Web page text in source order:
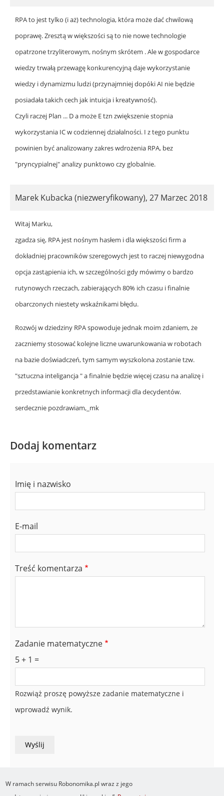
RPA to jest tylko (i aż) technologia, która może dać chwilową
poprawę. Zresztą w większości są to nie nowe technologie
opatrzone trzyliterowym, nośnym skrótem . Ale w gospodarce
wiedzy trwałą przewagę konkurencyjną daje wykorzystanie
wiedzy i dynamizmu ludzi (przynajmniej dopóki AI nie będzie
posiadała takich cech jak intuicja i kreatywność).
Czyli raczej Plan ... D a może E tzn zwiększenie stopnia
wykorzystania IC w codziennej działalności. I z tego punktu
powinien być analizowany zakres wdrożenia RPA, bez
"pryncypialnej" analizy punktowo czy globalnie.
Marek Kubacka (niezweryfikowany), 27 Marzec 2018
Witaj Marku,
zgadza się, RPA jest nośnym hasłem i dla większości firm a
dokładniej pracowników szeregowych jest to raczej niewygodna
opcja zastąpienia ich, w szczególności gdy mówimy o bardzo
rutynowych rzeczach, zabierających 80% ich czasu i finalnie
obarczonych niestety wskaźnikami błędu.
Rozwój w dziedziny RPA spowoduje jednak moim zdaniem, że
zaczniemy stosować kolejne liczne uwarunkowania w robotach
na bazie doświadczeń, tym samym wyszkolona zostanie tzw.
"sztuczna inteligancja " a finalnie będzie więcej czasu na analizę i
przedstawianie konkretnych informacji dla decydentów.
serdecznie pozdrawiam,_mk
Dodaj komentarz
Imię i nazwisko
E-mail
Treść komentarza
Zadanie matematyczne
5 + 1 =
Rozwiąż proszę powyższe zadanie matematyczne i
wprowadź wynik.
W ramach serwisu Robonomika.pl wraz z jego